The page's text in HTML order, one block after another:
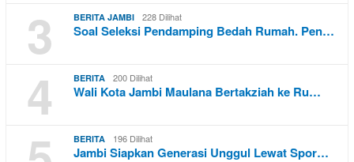
3 BERITA JAMBI 228 Dilihat
Soal Seleksi Pendamping Bedah Rumah. Pen…
4 BERITA 200 Dilihat
Wali Kota Jambi Maulana Bertakziah ke Ru…
BERITA 196 Dilihat
Jambi Siapkan Generasi Unggul Lewat Spor…